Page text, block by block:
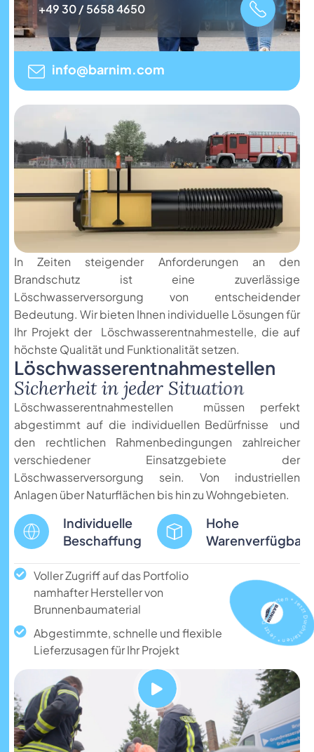
+49 30 / 5658 4650
info@barnim.com
In Zeiten steigender Anforderungen an den
Brandschutz ist eine zuverlässige
Löschwasserversorgung von entscheidender
Bedeutung. Wir bieten Ihnen individuelle Lösungen für
Ihr Projekt der Löschwasserentnahmestelle, die auf
höchste Qualität und Funktionalität setzen.
Löschwasserentnahmestellen
Sicherheit in jeder Situation
Löschwasserentnahmestellen müssen perfekt
abgestimmt auf die individuellen Bedürfnisse und
den rechtlichen Rahmenbedingungen zahlreicher
verschiedener Einsatzgebiete der
Löschwasserversorgung sein. Von industriellen
Anlagen über Naturflächen bis hin zu Wohngebieten.
Individuelle
Beschaffung
Hohe
Voller Zugriff auf das Portfolio
namhafter Hersteller von
Brunnenbaumaterial
Abgestimmte, schnelle und flexible
Lieferzusagen für Ihr Projekt
Jetzt Durchstarten * Jetzt